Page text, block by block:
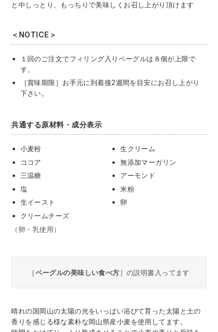
と中しっとり、もっちりで美味しくお召し上がり頂けます
＜NOTICE＞
１回のご注文でフィリング入りベーグルは８個が上限で
す。
［賞味期限］お手元に到着後2週間を目安にお召し上がり
下さい。
共通する原材料・成分表示
小麦粉
ココア
三温糖
塩
生イースト
クリームチーズ
生クリーム
無添加マーガリン
アーモンド
米粉
卵
（卵・乳使用）
［ベーグルの美味しい食べ方］の説明書入ってます
晴れの国岡山の太陽の光をいっぱい浴びて育った太陽と土の
香りを感じる様な素朴な岡山県産小麦を使用してます。